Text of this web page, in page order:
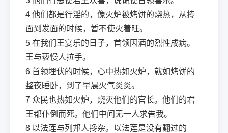
4 他们都是行淫的，像火炉被烤饼的烧热，从抟
面到发面的时候，暂不使火着旺。
5 在我们王宴乐的日子，首领因酒的烈性成病。
王与亵慢人拉手。
6 首领埋伏的时候，心中热如火炉，就如烤饼的
整夜睡卧，到了早晨火气炎炎。
7 众民也热如火炉，烧灭他们的官长。他们的君
王都仆倒而死。他们中间无一人求告我。
8 以法莲与列邦人搀杂。以法莲是没有翻过的